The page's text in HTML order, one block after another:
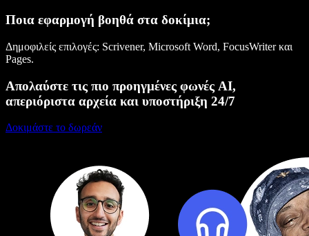
Ποια εφαρμογή βοηθά στα δοκίμια;
Δημοφιλείς επιλογές: Scrivener, Microsoft Word, FocusWriter και
Pages.
Απολαύστε τις πιο προηγμένες φωνές AI,
απεριόριστα αρχεία και υποστήριξη 24/7
Δοκιμάστε το δωρεάν